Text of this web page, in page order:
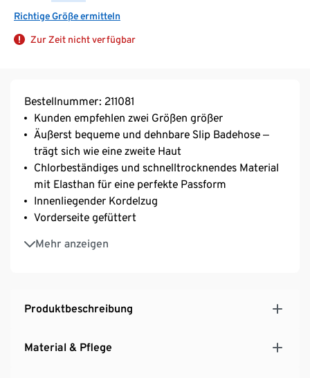
Richtige Größe ermitteln
Zur Zeit nicht verfügbar
Bestellnummer: 211081
Kunden empfehlen zwei Größen größer
Äußerst bequeme und dehnbare Slip Badehose ‒
trägt sich wie eine zweite Haut
Chlorbeständiges und schnelltrocknendes Material
mit Elasthan für eine perfekte Passform
Innenliegender Kordelzug
Vorderseite gefüttert
Mehr anzeigen
Tasche mit Reißverschluss
Seitenlänge ca. 9 cm
Umweltfreundlich dank recyceltem Polyester
Ideal für Fitness- und Freizeitschwimmer*innen, für
am Strand und an anderen Orten
Produktbeschreibung
Material & Pflege